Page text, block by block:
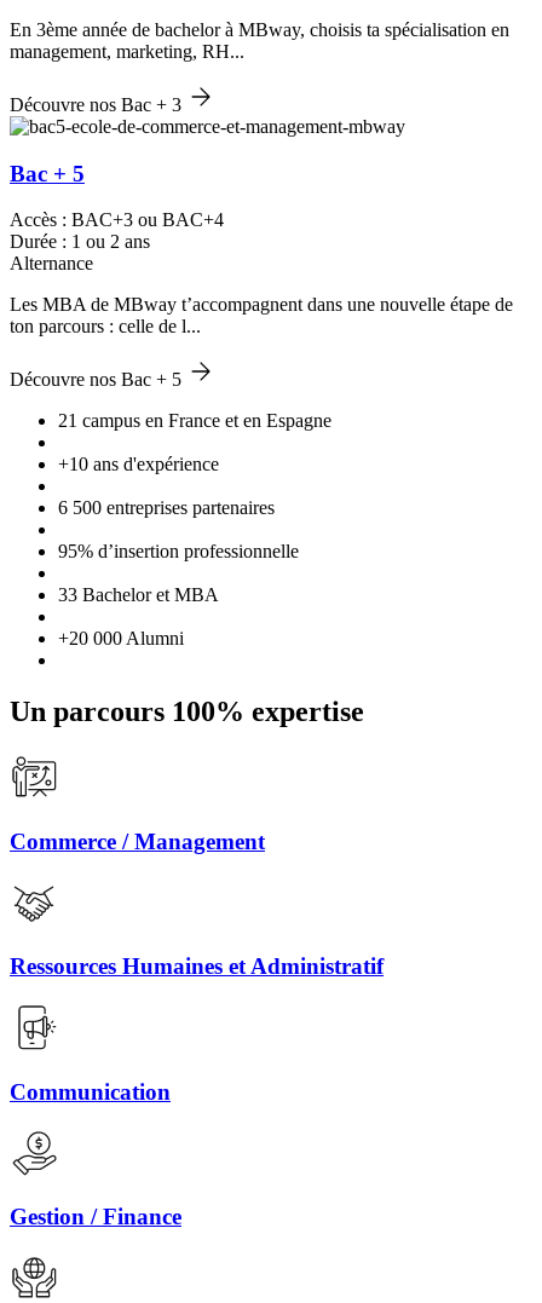
En 3ème année de bachelor à MBway, choisis ta spécialisation en
management, marketing, RH...
Découvre nos Bac + 3
Bac + 5
Accès : BAC+3 ou BAC+4
Durée : 1 ou 2 ans
Alternance
Les MBA de MBway t’accompagnent dans une nouvelle étape de
ton parcours : celle de l...
Découvre nos Bac + 5
21 campus en France et en Espagne
+10 ans d'expérience
6 500 entreprises partenaires
95% d’insertion professionnelle
33 Bachelor et MBA
+20 000 Alumni
Un parcours 100% expertise
Commerce / Management
Ressources Humaines et Administratif
Communication
Gestion / Finance